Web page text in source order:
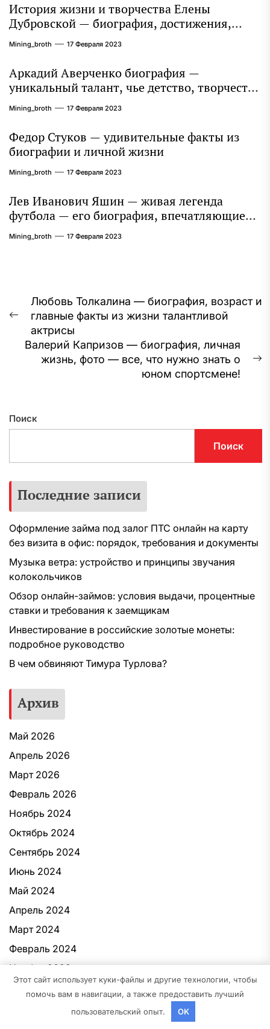
История жизни и творчества Елены
Дубровской — биография, достижения,
интересные факты
Mining_broth 17 Февраля 2023
Аркадий Аверченко биография —
уникальный талант, чье детство, творчество
и литературное наследие продолжают
восхищать миллионы
Mining_broth 17 Февраля 2023
Федор Стуков — удивительные факты из
биографии и личной жизни
Mining_broth 17 Февраля 2023
Лев Иванович Яшин — живая легенда
футбола — его биография, впечатляющие
достижения и интересная личная жизнь
Mining_broth 17 Февраля 2023
Навигация
по
записям
Предыдущая
запись:
Любовь Толкалина — биография, возраст и
главные факты из жизни талантливой
актрисы
Валерий Капризов — биография, личная
жизнь, фото — все, что нужно знать о
юном спортсмене!
Поиск
Поиск
Последние записи
Оформление займа под залог ПТС онлайн на карту
без визита в офис: порядок, требования и документы
Музыка ветра: устройство и принципы звучания
колокольчиков
Обзор онлайн-займов: условия выдачи, процентные
ставки и требования к заемщикам
Инвестирование в российские золотые монеты:
подробное руководство
В чем обвиняют Тимура Турлова?
Архив
Май 2026
Апрель 2026
Март 2026
Февраль 2026
Ноябрь 2024
Октябрь 2024
Сентябрь 2024
Июнь 2024
Май 2024
Апрель 2024
Март 2024
Февраль 2024
Ноябрь 2023
Этот сайт использует куки-файлы и другие технологии, чтобы
помочь вам в навигации, а также предоставить лучший
пользовательский опыт.
OK